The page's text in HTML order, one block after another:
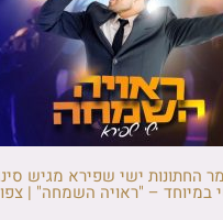
החתונות ישי שפירא מגיש
במיוחד – "ראויה השמחה" |